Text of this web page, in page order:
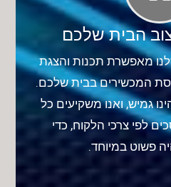
הבית שלכם
מאפשרת תכנות והצגת
המכשירים בבית שלכם.
גמיש, ואנו משקיעים כל
לפי צרכי הלקוח, כדי
פשוט במיוחד.